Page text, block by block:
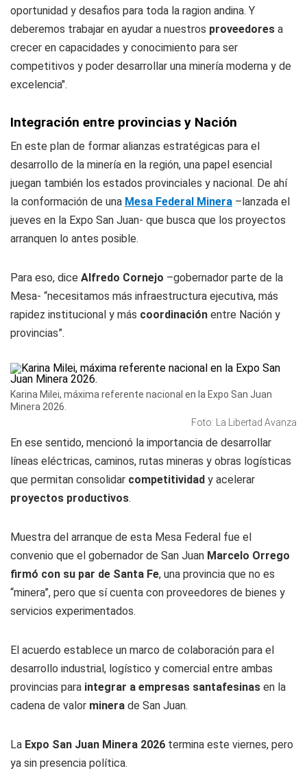
oportunidad y desafios para toda la ragion andina. Y
deberemos trabajar en ayudar a nuestros proveedores a
crecer en capacidades y conocimiento para ser
competitivos y poder desarrollar una minería moderna y de
excelencia".
Integración entre provincias y Nación
En este plan de formar alianzas estratégicas para el
desarrollo de la minería en la región, una papel esencial
juegan también los estados provinciales y nacional. De ahí
la conformación de una Mesa Federal Minera –lanzada el
jueves en la Expo San Juan- que busca que los proyectos
arranquen lo antes posible.
Para eso, dice Alfredo Cornejo –gobernador parte de la
Mesa- “necesitamos más infraestructura ejecutiva, más
rapidez institucional y más coordinación entre Nación y
provincias”.
Karina Milei, máxima referente nacional en la Expo San Juan
Minera 2026.
Foto: La Libertad Avanza
En ese sentido, mencionó la importancia de desarrollar
líneas eléctricas, caminos, rutas mineras y obras logísticas
que permitan consolidar competitividad y acelerar
proyectos productivos.
Muestra del arranque de esta Mesa Federal fue el
convenio que el gobernador de San Juan Marcelo Orrego
firmó con su par de Santa Fe, una provincia que no es
“minera”, pero que sí cuenta con proveedores de bienes y
servicios experimentados.
El acuerdo establece un marco de colaboración para el
desarrollo industrial, logístico y comercial entre ambas
provincias para integrar a empresas santafesinas en la
cadena de valor minera de San Juan.
La Expo San Juan Minera 2026 termina este viernes, pero
ya sin presencia política.